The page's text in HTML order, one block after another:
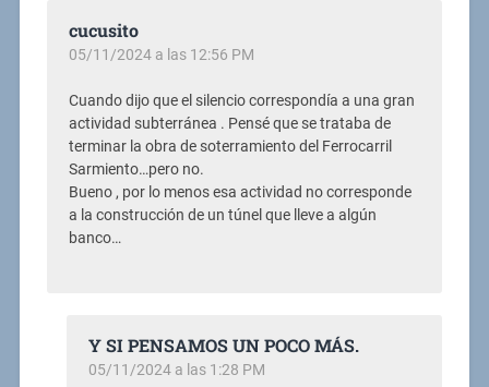
cucusito
05/11/2024 a las 12:56 PM
Cuando dijo que el silencio correspondía a una gran
actividad subterránea . Pensé que se trataba de
terminar la obra de soterramiento del Ferrocarril
Sarmiento…pero no.
Bueno , por lo menos esa actividad no corresponde
a la construcción de un túnel que lleve a algún
banco…
Y SI PENSAMOS UN POCO MÁS.
05/11/2024 a las 1:28 PM